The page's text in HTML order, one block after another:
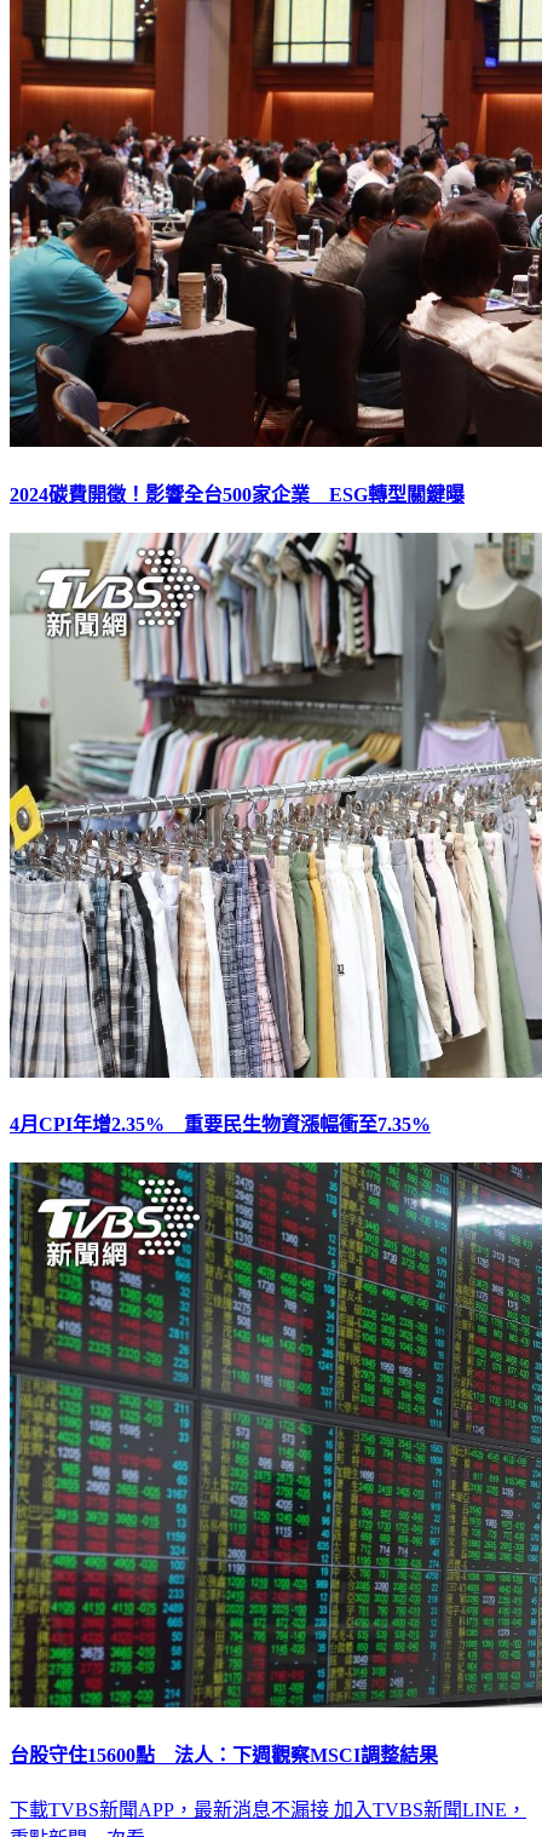
2024碳費開徵！影響全台500家企業 ESG轉型關鍵曝
4月CPI年增2.35% 重要民生物資漲幅衝至7.35%
台股守住15600點 法人：下週觀察MSCI調整結果
下載TVBS新聞APP，最新消息不漏接 加入TVBS新聞LINE，